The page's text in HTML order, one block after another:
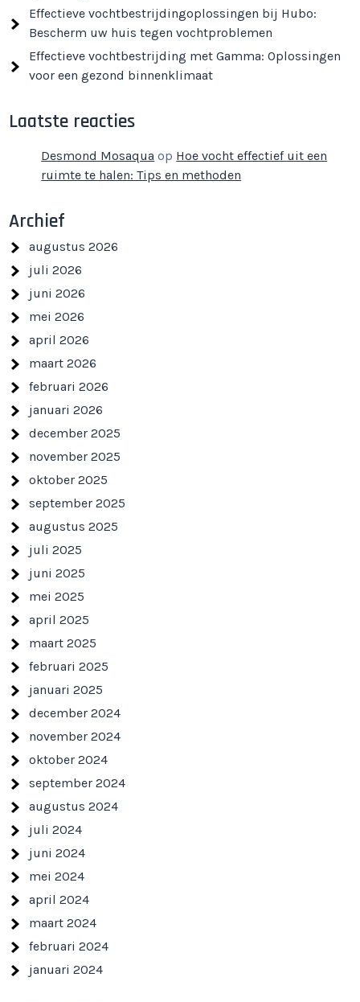
Effectieve vochtbestrijdingoplossingen bij Hubo:
Bescherm uw huis tegen vochtproblemen
Effectieve vochtbestrijding met Gamma: Oplossingen
voor een gezond binnenklimaat
Laatste reacties
Desmond Mosaqua op Hoe vocht effectief uit een
ruimte te halen: Tips en methoden
Archief
augustus 2026
juli 2026
juni 2026
mei 2026
april 2026
maart 2026
februari 2026
januari 2026
december 2025
november 2025
oktober 2025
september 2025
augustus 2025
juli 2025
juni 2025
mei 2025
april 2025
maart 2025
februari 2025
januari 2025
december 2024
november 2024
oktober 2024
september 2024
augustus 2024
juli 2024
juni 2024
mei 2024
april 2024
maart 2024
februari 2024
januari 2024